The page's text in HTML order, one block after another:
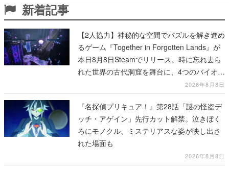
新着記事
【2人協力】神秘的な空間でパズルを解き進め
るゲーム『Together in Forgotten Lands』が
本日8月8日Steamでリリース。時に忘れ去ら
れた世界の古代洞窟を舞台に、4つのバイオー
2026年8月8日
『名探偵プリキュア！』第28話「謎の怪盗デ
ッチ・アゲイン」先行カット解禁。泣きぼく
ろにモノクル、ミステリアスな姿が映し出さ
れた場面も
2026年8月8日